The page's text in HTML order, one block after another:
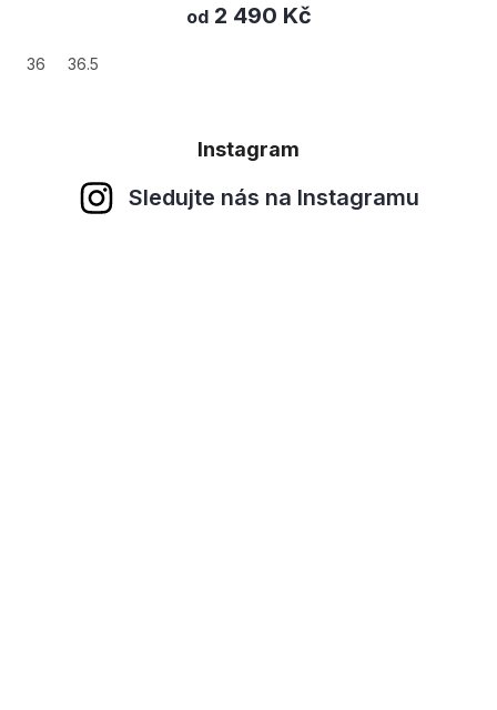
od2 490 Kč
36 36.5
Instagram
Sledujte nás na Instagramu